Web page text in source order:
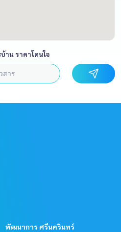
าน ราคาโดนใจ
พัฒนาการ ศรีนครินทร์